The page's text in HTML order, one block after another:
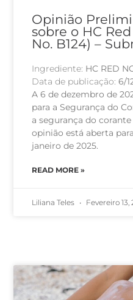
Opinião
sobre o HC
No. B124) –
Ingrediente: HC RED
Data de publicação:6/
A 6 de dezembro de
para a Segurança do
a segurança do corante
opinião está aberta
janeiro de 2025.
READ MORE »
Liliana Teles Fevereiro 13,